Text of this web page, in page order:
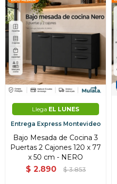
Llega EL LUNES
Entrega Express Montevideo
Bajo Mesada de Cocina 3
Puertas 2 Cajones 120 x 77
x 50 cm - NERO
$ 2.890 $ 3.853